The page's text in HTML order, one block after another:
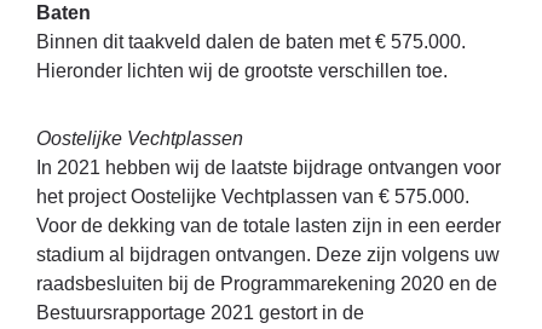
Baten
Binnen dit taakveld dalen de baten met € 575.000.
Hieronder lichten wij de grootste verschillen toe.
Oostelijke Vechtplassen
In 2021 hebben wij de laatste bijdrage ontvangen voor
het project Oostelijke Vechtplassen van € 575.000.
Voor de dekking van de totale lasten zijn in een eerder
stadium al bijdragen ontvangen. Deze zijn volgens uw
raadsbesluiten bij de Programmarekening 2020 en de
Bestuursrapportage 2021 gestort in de